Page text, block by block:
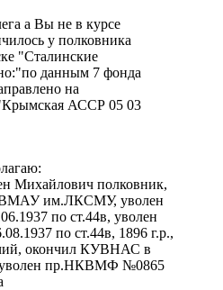
а Вы не в курсе
у полковника
"Сталинские
данным 7 фонда
на
АССР 05 03
Михайлович полковник,
ВМАУ им.ЛКСМУ, уволен
по ст.44в, уволен
по ст.44в, 1896 г.р.,
окончил КУВНАС в
уволен пр.НКВМФ №0865